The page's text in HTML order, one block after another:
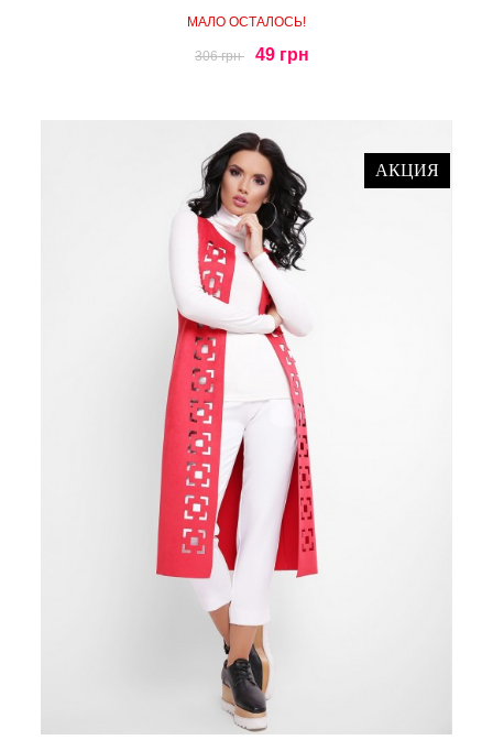
МАЛО ОСТАЛОСЬ!
306 грн 49 грн
АКЦИЯ